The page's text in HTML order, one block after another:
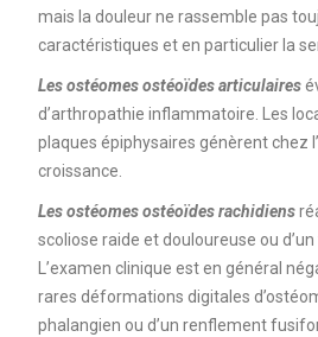
mais la douleur ne rassemble pas
caractéristiques et en particulier la
Les ostéomes ostéoïdes articulaires
d’arthropathie inflammatoire. Les
plaques épiphysaires génèrent chez
croissance.
Les ostéomes ostéoïdes rachidiens
scoliose raide et douloureuse ou
L’examen clinique est en général
rares déformations digitales
phalangien ou d’un renflement